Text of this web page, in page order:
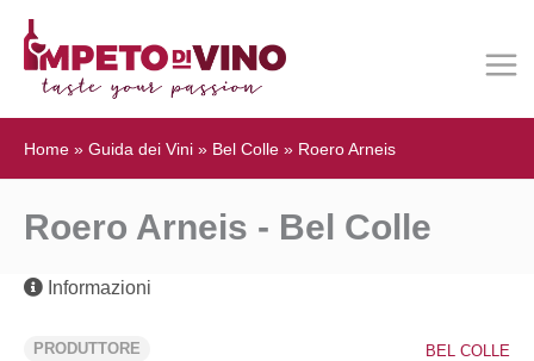
Home » Guida dei Vini » Bel Colle » Roero Arneis
Roero Arneis - Bel Colle
Informazioni
PRODUTTORE BEL COLLE